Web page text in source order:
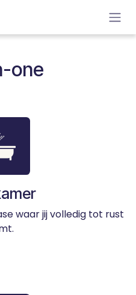
one
waar jij volledig tot rust